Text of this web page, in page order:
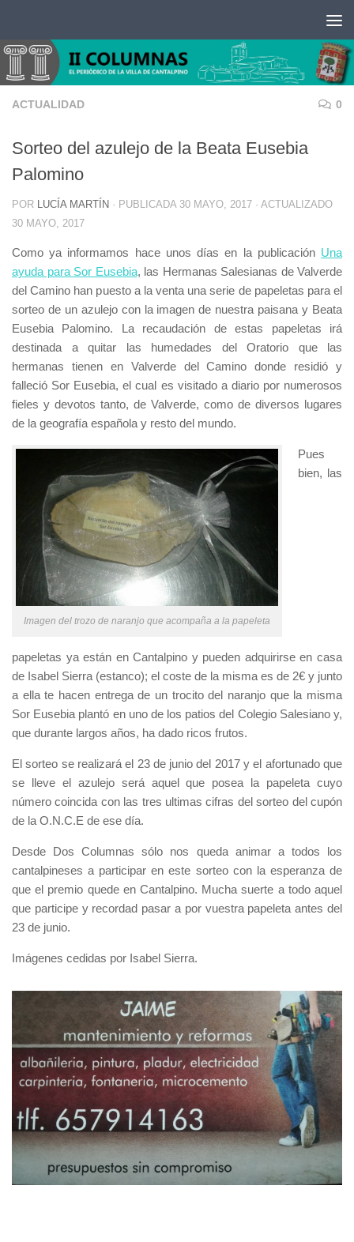
ACTUALIDAD 0
Sorteo del azulejo de la Beata Eusebia
Palomino
POR LUCÍA MARTÍN · PUBLICADA 30 MAYO, 2017 · ACTUALIZADO
30 MAYO, 2017
Como ya informamos hace unos días en la publicación Una
ayuda para Sor Eusebia, las Hermanas Salesianas de Valverde
del Camino han puesto a la venta una serie de papeletas para el
sorteo de un azulejo con la imagen de nuestra paisana y Beata
Eusebia Palomino. La recaudación de estas papeletas irá
destinada a quitar las humedades del Oratorio que las
hermanas tienen en Valverde del Camino donde residió y
falleció Sor Eusebia, el cual es visitado a diario por numerosos
fieles y devotos tanto, de Valverde, como de diversos lugares
de la geografía española y resto del mundo.
Imagen del trozo de naranjo que acompaña a la papeleta
Pues
bien, las
papeletas ya están en Cantalpino y pueden adquirirse en casa
de Isabel Sierra (estanco); el coste de la misma es de 2€ y junto
a ella te hacen entrega de un trocito del naranjo que la misma
Sor Eusebia plantó en uno de los patios del Colegio Salesiano y,
que durante largos años, ha dado ricos frutos.
El sorteo se realizará el 23 de junio del 2017 y el afortunado que
se lleve el azulejo será aquel que posea la papeleta cuyo
número coincida con las tres ultimas cifras del sorteo del cupón
de la O.N.C.E de ese día.
Desde Dos Columnas sólo nos queda animar a todos los
cantalpineses a participar en este sorteo con la esperanza de
que el premio quede en Cantalpino. Mucha suerte a todo aquel
que participe y recordad pasar a por vuestra papeleta antes del
23 de junio.
Imágenes cedidas por Isabel Sierra.